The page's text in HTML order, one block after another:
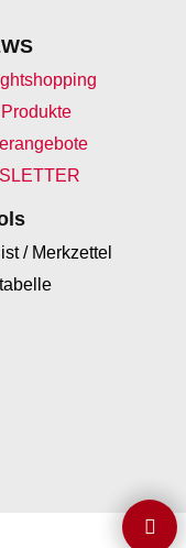
/ Merkzettel